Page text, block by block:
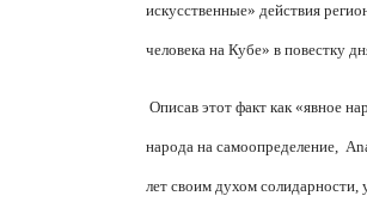
искусственные» действия
человека на Кубе» в повестку
Описав этот факт как «явное
народа на самоопределение,
лет своим духом